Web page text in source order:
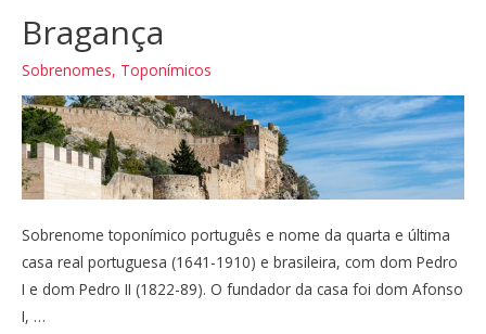
Bragança
Sobrenomes, Toponímicos
Sobrenome toponímico português e nome da quarta e última
casa real portuguesa (1641-1910) e brasileira, com dom Pedro
I e dom Pedro II (1822-89). O fundador da casa foi dom Afonso
I, …